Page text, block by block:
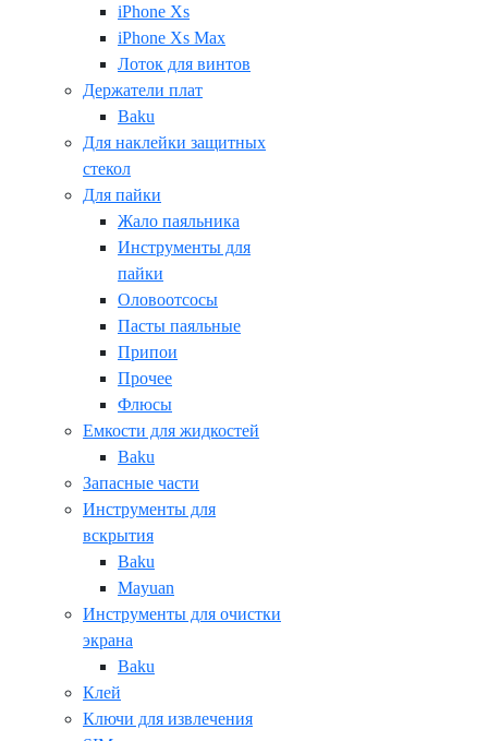
iPhone Xs
iPhone Xs Max
Лоток для винтов
Держатели плат
Baku
Для наклейки защитных
стекол
Для пайки
Жало паяльника
Инструменты для
пайки
Оловоотсосы
Пасты паяльные
Припои
Прочее
Флюсы
Емкости для жидкостей
Baku
Запасные части
Инструменты для
вскрытия
Baku
Mayuan
Инструменты для очистки
экрана
Baku
Клей
Ключи для извлечения